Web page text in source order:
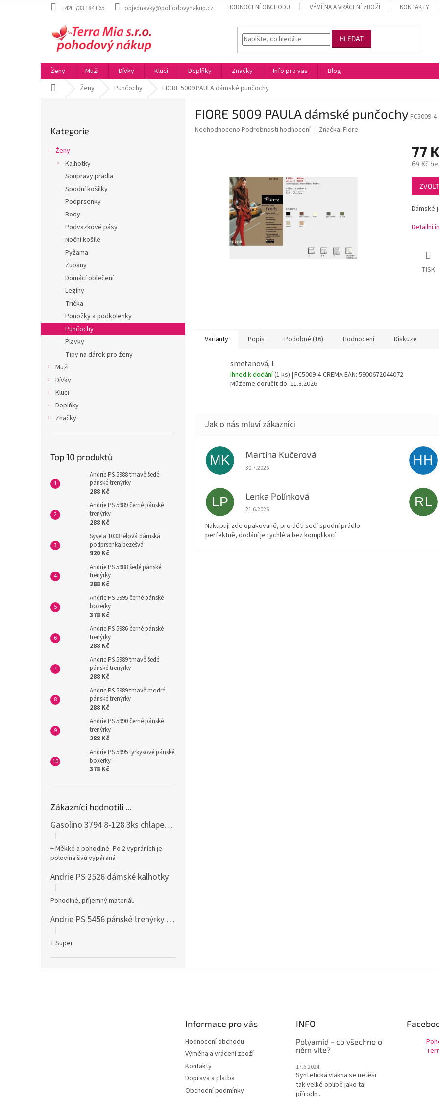
na
+420 733 184 065 objednavky@pohodovynakup.cz HODNOCENÍ OBCHODU VÝMĚNA A VRÁCENÍ ZBOŽÍ KONTAKTY
HLEDAT
Ženy Muži Dívky Kluci Doplňky Značky Info pro vás
Blog
Domů Ženy Punčochy FIORE 5009 PAULA dámské punčochy
kategorie
Kategorie
Ženy
Kalhotky
Soupravy prádla
Spodní košilky
Podprsenky
Body
Podvazkové pásy
Noční košile
Pyžama
Župany
Domácí oblečení
Legíny
Trička
Ponožky a podkolenky
Punčochy
Plavky
Tipy na dárek pro ženy
Muži
Dívky
Kluci
Doplňky
Značky
Top 10 produktů
Andrie PS 5988 tmavě šedé
pánské trenýrky
288 Kč
Andrie PS 5989 černé pánské
trenýrky
288 Kč
Syvela 1033 tělová dámská
podprsenka bezešvá
920 Kč
Andrie PS 5988 šedé pánské
trenýrky
288 Kč
Andrie PS 5995 černé pánské
boxerky
378 Kč
Andrie PS 5986 černé pánské
trenýrky
288 Kč
Andrie PS 5989 tmavě šedé
pánské trenýrky
288 Kč
Andrie PS 5989 tmavě modré
pánské trenýrky
288 Kč
Andrie PS 5990 černé pánské
trenýrky
288 Kč
Andrie PS 5995 tyrkysové pánské
boxerky
378 Kč
Zákazníci hodnotili ...
Gasolino 3794 8-128 3ks chlapecké boxerky
Hodnocení produktu je 3 z 5 hvězdiček.
|
+ Měkké a pohodlné- Po 2 vypráních je
polovina švů vypáraná
Andrie PS 2526 dámské kalhotky
Hodnocení produktu je 5 z 5 hvězdiček.
|
Pohodlné, příjemný materiál.
Andrie PS 5456 pánské trenýrky černé
Hodnocení produktu je 5 z 5 hvězdiček.
|
+ Super
FIORE 5009 PAULA dámské punčochy FC5009-
Průměrné
Neohodnoceno Podrobnosti hodnocení Značka: Fiore
77
64 Kč
Měrná
cena:
Dámské
Detailní
TISK
Varianty Popis Podobné (16) Hodnocení Diskuze
smetanová, L
Ihned k dodání(1 ks) | FC5009-4-CREMAEAN: 5900672044072
Můžeme doručit do: 11.8.2026
MK Martina Kučerová
Hodnocení obchodu je 5 z 5 hvězdiček.
30.7.2026
HH
LP Lenka Polínková
Hodnocení obchodu je 5 z 5 hvězdiček.
21.6.2026
Nakupuji zde opakovaně, pro děti sedí spodní prádlo
perfektně, dodání je rychlé a bez komplikací
RL
Informace pro vás
Hodnocení obchodu
Výměna a vrácení zboží
Kontakty
Doprava a platba
Obchodní podmínky
INFO
Polyamid - co všechno o
něm víte?
17.6.2024
Syntetická vlákna se netěší
tak velké oblibě jako ta
přírodn...